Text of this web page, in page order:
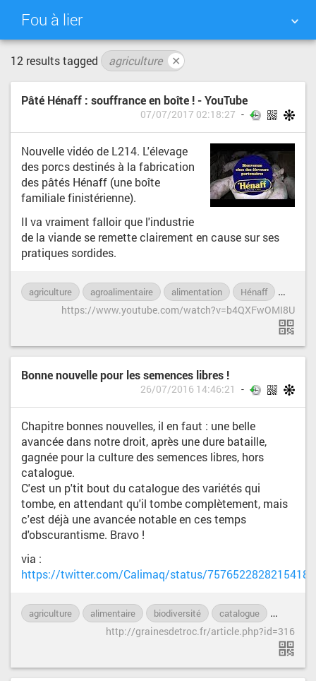
Fou à lier
NUAGE DE TAGS
QUOTIDIEN RECHERCHER
12 results tagged agriculture ✕
Pâté Hénaff : souffrance en boîte ! - YouTube
07/07/2017 02:18:27
Nouvelle vidéo de L214. L'élevage
des porcs destinés à la fabrication
des pâtés Hénaff (une boîte
familiale finistérienne).
Il va vraiment falloir que l'industrie
de la viande se remette clairement en cause sur ses
pratiques sordides.
agriculture agroalimentaire alimentation Hénaff
https://www.youtube.com/watch?v=b4QXFwOMI8U
Bonne nouvelle pour les semences libres !
26/07/2016 14:46:21
Chapitre bonnes nouvelles, il en faut : une belle
avancée dans notre droit, après une dure bataille,
gagnée pour la culture des semences libres, hors
catalogue.
C'est un p'tit bout du catalogue des variétés qui
tombe, en attendant qu'il tombe complètement, mais
c'est déjà une avancée notable en ces temps
d'obscurantisme. Bravo !
via :
https://twitter.com/Calimaq/status/
agriculture alimentaire biodiversité catalogue
http://grainesdetroc.fr/article.php?id=316